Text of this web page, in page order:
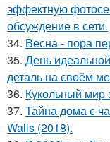
эффектную
обсуждение в сети.
34. Весна - пора
35. День
деталь на своём
36. Кукольный мир
37. Тайна дома с
Walls (2018).